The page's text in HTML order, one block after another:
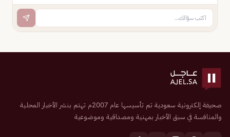
صحيفة إلكترونية سعودية تم تأسيسها عام 2007م تهتم بنشر الأخبار المحلية
والمنافسة في سبق الأخبار بمهنية ومصداقية وموضوعية